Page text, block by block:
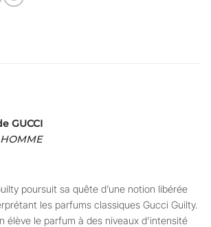
GUCCI
poursuit sa quête d’une notion libérée
les parfums classiques Gucci Guilty.
élève le parfum à des niveaux d’intensité